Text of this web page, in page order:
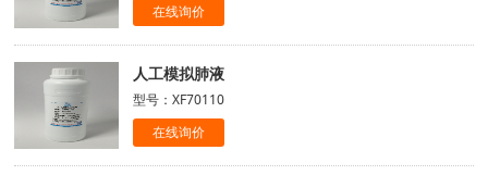
在线询价
人工模拟肺液
型号：XF70110
在线询价